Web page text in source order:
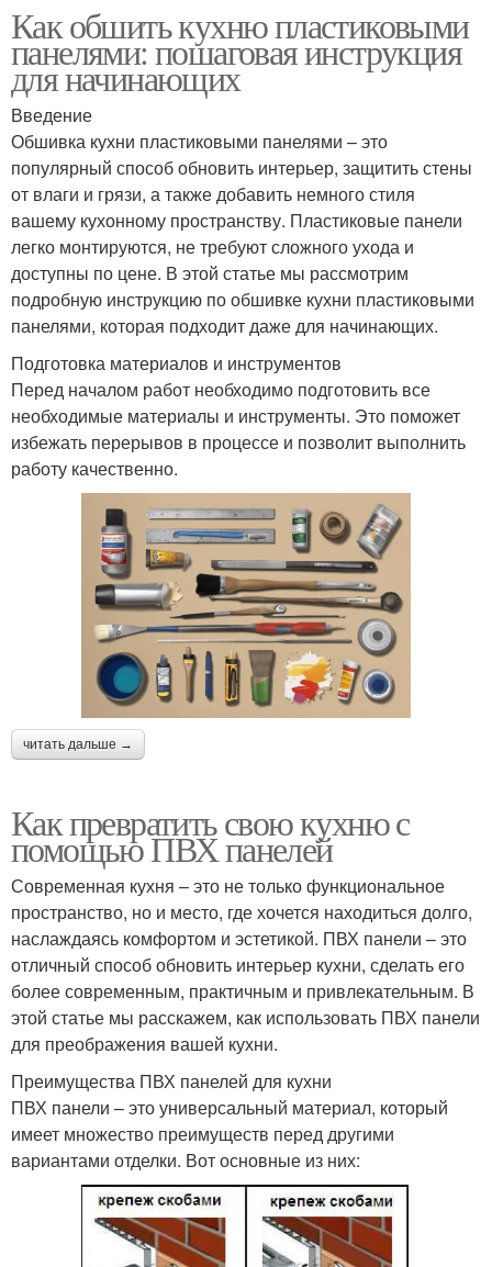
Как обшить кухню пластиковыми
панелями: пошаговая инструкция
для начинающих
Введение
Обшивка кухни пластиковыми панелями – это
популярный способ обновить интерьер, защитить стены
от влаги и грязи, а также добавить немного стиля
вашему кухонному пространству. Пластиковые панели
легко монтируются, не требуют сложного ухода и
доступны по цене. В этой статье мы рассмотрим
подробную инструкцию по обшивке кухни пластиковыми
панелями, которая подходит даже для начинающих.
Подготовка материалов и инструментов
Перед началом работ необходимо подготовить все
необходимые материалы и инструменты. Это поможет
избежать перерывов в процессе и позволит выполнить
работу качественно.
читать дальше →
Как превратить свою кухню с
помощью ПВХ панелей
Современная кухня – это не только функциональное
пространство, но и место, где хочется находиться долго,
наслаждаясь комфортом и эстетикой. ПВХ панели – это
отличный способ обновить интерьер кухни, сделать его
более современным, практичным и привлекательным. В
этой статье мы расскажем, как использовать ПВХ панели
для преображения вашей кухни.
Преимущества ПВХ панелей для кухни
ПВХ панели – это универсальный материал, который
имеет множество преимуществ перед другими
вариантами отделки. Вот основные из них: